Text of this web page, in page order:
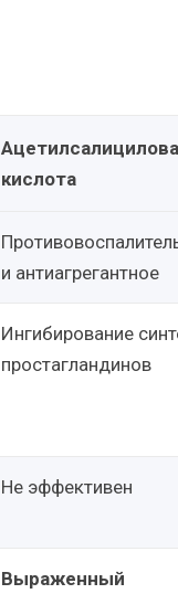
кислота
и антиагрегантное
Ингибирование
простагландинов
Не эффективен
Выраженный